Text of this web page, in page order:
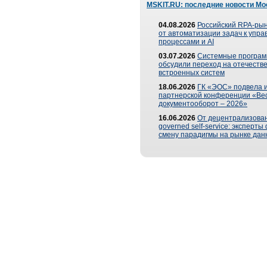
MSKIT.RU: последние новости
04.08.2026 Российский RPA-
от автоматизации задач к
процессами и AI
03.07.2026 Системные
обсудили переход на
встроенных систем
18.06.2026 ГК «ЭОС» подвела
партнерской конференции
документооборот – 2026»
16.06.2026 От
governed self-service: эксперты
смену парадигмы на рынке